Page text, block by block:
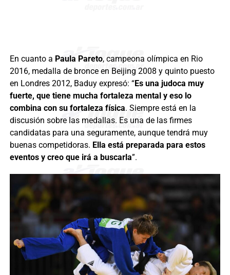
En cuanto a Paula Pareto, campeona olímpica en Rio
2016, medalla de bronce en Beijing 2008 y quinto puesto
en Londres 2012, Baduy expresó: “Es una judoca muy
fuerte, que tiene mucha fortaleza mental y eso lo
combina con su fortaleza física. Siempre está en la
discusión sobre las medallas. Es una de las firmes
candidatas para una seguramente, aunque tendrá muy
buenas competidoras. Ella está preparada para estos
eventos y creo que irá a buscarla”.